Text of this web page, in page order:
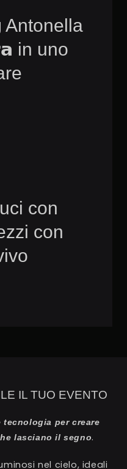
in uno
con
con
IL TUO EVENTO
per creare
lasciano il segno.
nel cielo, ideali